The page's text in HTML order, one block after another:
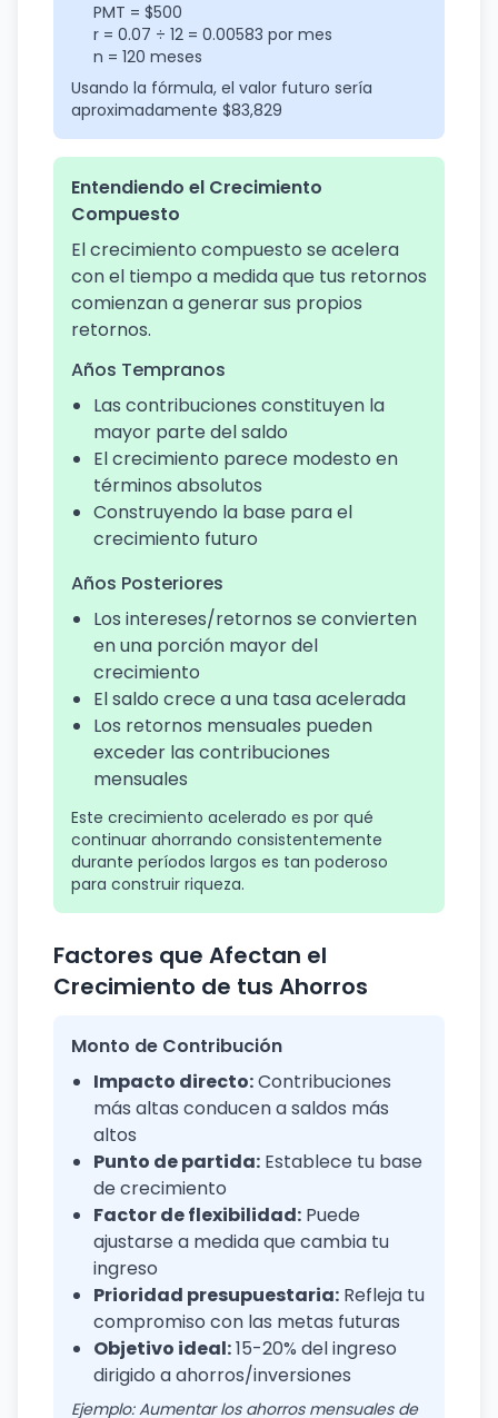
PMT = $500
r = 0.07 ÷ 12 = 0.00583 por mes
n = 120 meses
Usando la fórmula, el valor futuro sería
aproximadamente $83,829
Entendiendo el Crecimiento
Compuesto
El crecimiento compuesto se acelera
con el tiempo a medida que tus retornos
comienzan a generar sus propios
retornos.
Años Tempranos
Las contribuciones constituyen la
mayor parte del saldo
El crecimiento parece modesto en
términos absolutos
Construyendo la base para el
crecimiento futuro
Años Posteriores
Los intereses/retornos se convierten
en una porción mayor del
crecimiento
El saldo crece a una tasa acelerada
Los retornos mensuales pueden
exceder las contribuciones
mensuales
Este crecimiento acelerado es por qué
continuar ahorrando consistentemente
durante períodos largos es tan poderoso
para construir riqueza.
Factores que Afectan el
Crecimiento de tus Ahorros
Monto de Contribución
Impacto directo:Contribuciones
más altas conducen a saldos más
altos
Punto de partida: Establece tu base
de crecimiento
Factor de flexibilidad: Puede
ajustarse a medida que cambia tu
ingreso
Prioridad presupuestaria: Refleja tu
compromiso con las metas futuras
Objetivo ideal:15-20% del ingreso
dirigido a ahorros/inversiones
Ejemplo: Aumentar los ahorros mensuales de